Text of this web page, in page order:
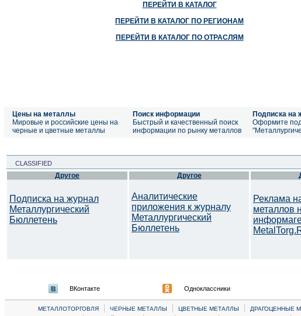
ПЕРЕЙТИ В КАТАЛОГ
ПЕРЕЙТИ В КАТАЛОГ ПО РЕГИОНАМ
ПЕРЕЙТИ В КАТАЛОГ ПО ОТРАСЛЯМ
Цены на металлы
Мировые и российские цены на
черные и цветные металлы
Поиск информации
Быстрый и качественный поиск
информации по рынку металлов
Подписка на
Оформите
CLASSIFIED
Другое
Подписка на журнал
Металлургический
Бюллетень
Другое
Аналитические
приложения к журналу
Металлургический
Бюллетень
Реклама
металлов
ВКонтакте Одноклассники
МЕТАЛЛОТОРГОВЛЯ | ЧЕРНЫЕ МЕТАЛЛЫ | ЦВЕТНЫЕ МЕТАЛЛЫ | ДРАГОЦЕННЫЕ